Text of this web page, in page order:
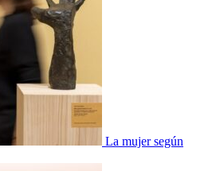
La mujer según